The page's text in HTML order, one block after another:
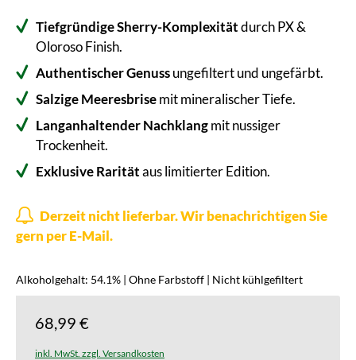
Tiefgründige Sherry-Komplexitätdurch PX &
Oloroso Finish.
Authentischer Genussungefiltert und ungefärbt.
Salzige Meeresbrisemit mineralischer Tiefe.
Langanhaltender Nachklangmit nussiger
Trockenheit.
Exklusive Raritätaus limitierter Edition.
Derzeit nicht lieferbar. Wir benachrichtigen Sie
gern per E-Mail.
Alkoholgehalt: 54.1% | Ohne Farbstoff | Nicht kühlgefiltert
68,99 €
inkl. MwSt. zzgl. Versandkosten